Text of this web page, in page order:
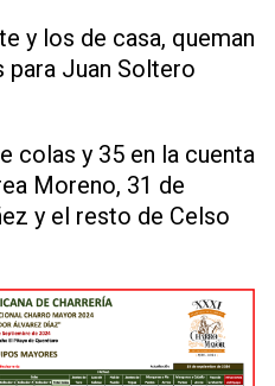
y los de casa, queman
Juan Soltero
colas y 35 en la cuenta
Moreno, 31 de
y el resto de Celso